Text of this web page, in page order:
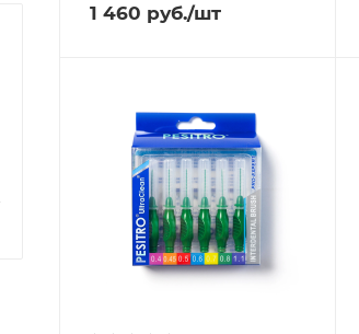
1 460 руб./шт